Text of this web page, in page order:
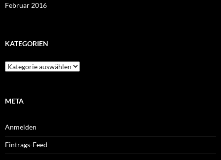
Februar 2016
KATEGORIEN
Kategorien
META
Anmelden
Eintrags-Feed